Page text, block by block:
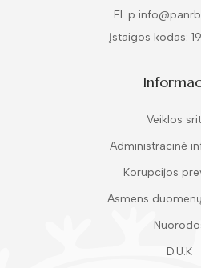
El. p
Įstaigos kodas:
Veiklos
Administracinė
Korupcijos
Asmens
D.U.K